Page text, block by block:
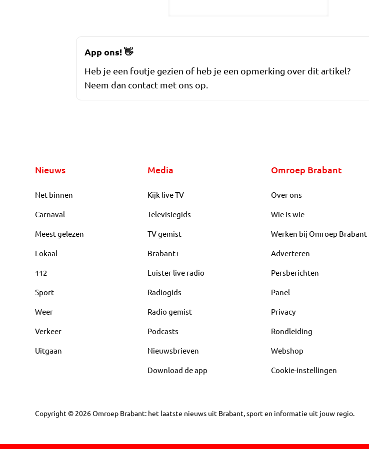
App ons!👋
Heb je een foutje gezien of heb je een opmerking over dit artikel?
Neem dan contact met ons op.
Nieuws
Net binnen
Carnaval
Meest gelezen
Lokaal
112
Sport
Weer
Verkeer
Uitgaan
Media
Kijk live TV
Televisiegids
TV gemist
Brabant+
Luister live radio
Radiogids
Radio gemist
Podcasts
Nieuwsbrieven
Download de app
Omroep Brabant
Over ons
Wie is wie
Werken bij Omroep Brabant
Adverteren
Persberichten
Panel
Privacy
Rondleiding
Webshop
Cookie-instellingen
Copyright © 2026Omroep Brabant: het laatste nieuws uit Brabant, sport en informatie uit jouw regio.